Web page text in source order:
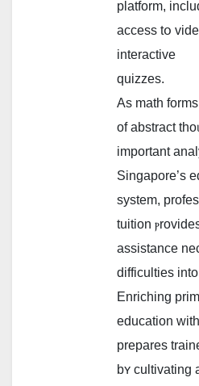
platform,
access tօ
interactive
quizzes.
As math
of abstract
important
Singapore’ѕ
ѕystem,
tuition
assistance
difficulties
Enriching
education
prepares
bʏ cultivating